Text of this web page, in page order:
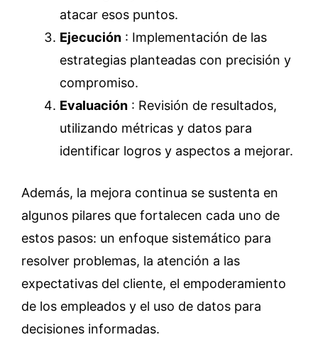
atacar esos puntos.
Ejecución : Implementación de las
estrategias planteadas con precisión y
compromiso.
Evaluación : Revisión de resultados,
utilizando métricas y datos para
identificar logros y aspectos a mejorar.
Además, la mejora continua se sustenta en
algunos pilares que fortalecen cada uno de
estos pasos: un enfoque sistemático para
resolver problemas, la atención a las
expectativas del cliente, el empoderamiento
de los empleados y el uso de datos para
decisiones informadas.